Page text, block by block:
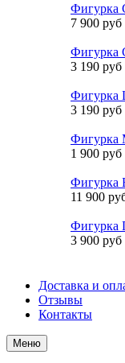
Фигурка
7 900 руб
Фигурка
3 190 руб
Фигурка
3 190 руб
Фигурка
1 900 руб
Фигурка
11 900
Фигурка
3 900 руб
Доставка и
Отзывы
Контакты
Меню